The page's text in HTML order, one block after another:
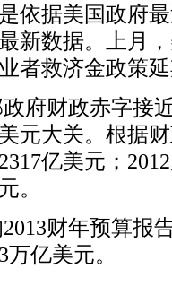
依据美国政府
新数据。上月
者救济金政策
府财政赤字接
元大关。根据
亿美元；
。
财年预算报
亿美元。